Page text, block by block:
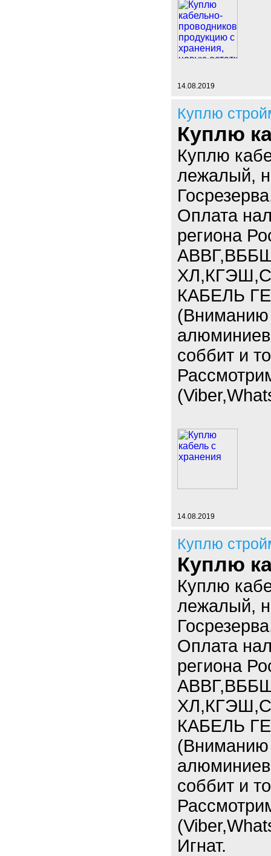
14.08.2019
Куплю
Куплю
Куплю
лежалый,
Оплата
региона
КАБЕЛЬ
(Вниманию
соббит и
14.08.2019
Куплю
Куплю
Куплю
лежалый,
Оплата
региона
КАБЕЛЬ
(Вниманию
соббит и
Игнат.